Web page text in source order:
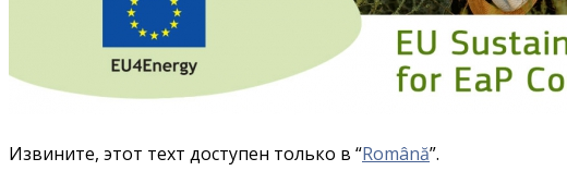
Извините, этот техт доступен только в “Română”.